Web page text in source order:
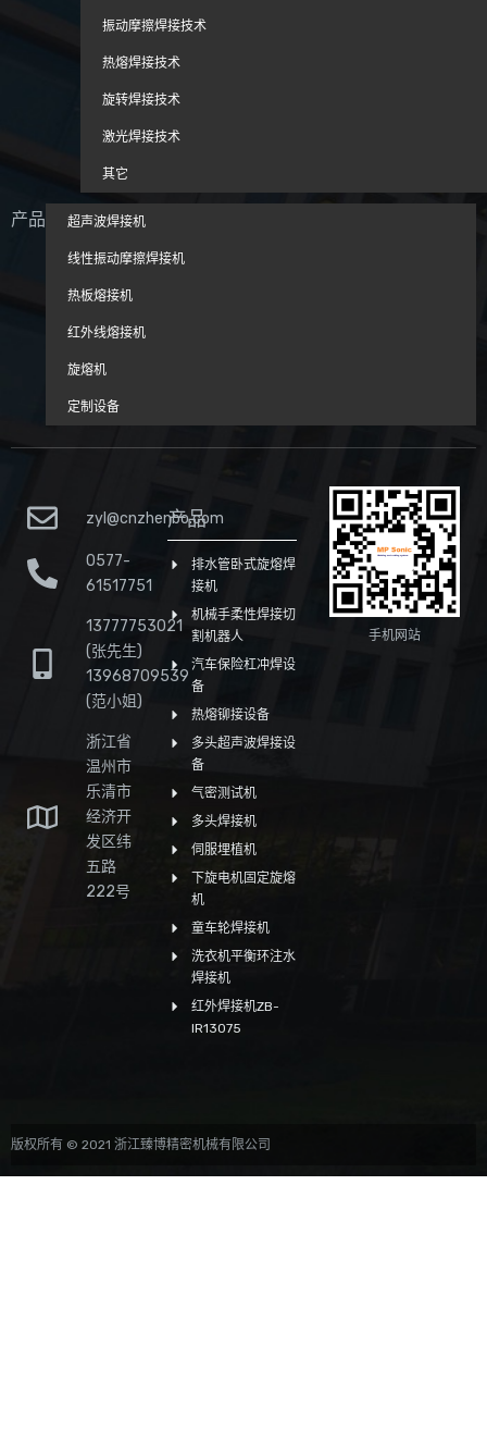
振动摩擦焊接技术
热熔焊接技术
旋转焊接技术
激光焊接技术
其它
产品 超声波焊接机
线性振动摩擦焊接机
热板熔接机
红外线熔接机
旋熔机
定制设备
zyl@cnzhenbo.com
0577-
61517751
13777753021
(张先生)
13968709539
(范小姐)
浙江省
温州市
乐清市
经济开
发区纬
五路
222号
产品
排水管卧式旋熔焊
接机
机械手柔性焊接切
割机器人
汽车保险杠冲焊设
备
热熔铆接设备
多头超声波焊接设
备
气密测试机
多头焊接机
伺服埋植机
下旋电机固定旋熔
机
童车轮焊接机
洗衣机平衡环注水
焊接机
红外焊接机ZB-
IR13075
手机网站
版权所有 © 2021 浙江臻博精密机械有限公司